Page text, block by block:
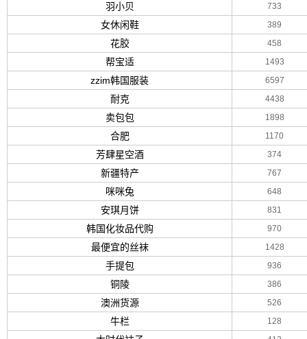
羽小贝 733
女休闲鞋 389
花胶 458
帮宝适 1493
zzim韩国服装 6597
耐克 4438
卖包包 1898
合肥 1170
芳肆星空酒 374
新疆特产 767
咪咪兔 648
安琪月饼 831
韩国化妆品代购 970
最便宜的丝袜 1428
手提包 936
铜陵 386
澳洲货源 526
牛栏 128